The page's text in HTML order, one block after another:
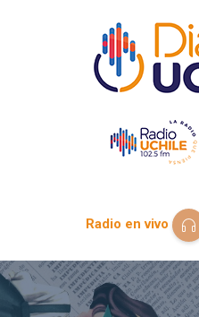
Radio en vivo